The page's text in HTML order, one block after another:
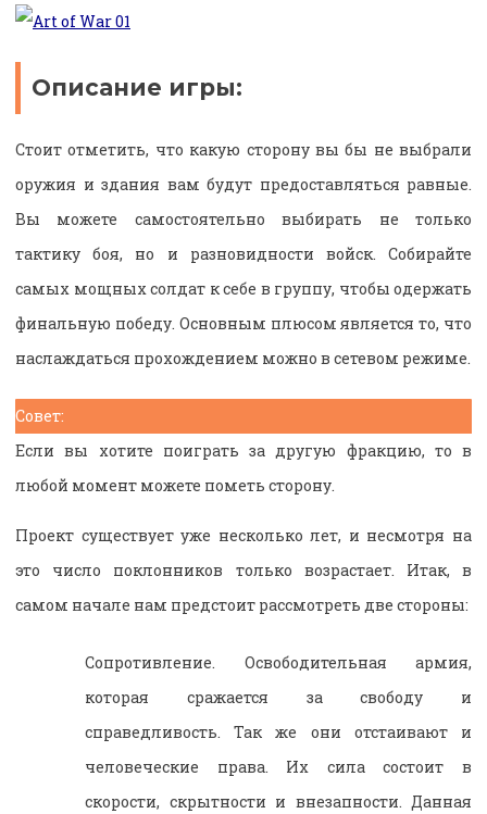
Описание игры:
Стоит отметить, что какую сторону вы бы не выбрали
оружия и здания вам будут предоставляться равные.
Вы можете самостоятельно выбирать не только
тактику боя, но и разновидности войск. Собирайте
самых мощных солдат к себе в группу, чтобы одержать
финальную победу. Основным плюсом является то, что
наслаждаться прохождением можно в сетевом режиме.
Совет:
Если вы хотите поиграть за другую фракцию, то в
любой момент можете пометь сторону.
Проект существует уже несколько лет, и несмотря на
это число поклонников только возрастает. Итак, в
самом начале нам предстоит рассмотреть две стороны:
Сопротивление. Освободительная армия,
которая сражается за свободу и
справедливость. Так же они отстаивают и
человеческие права. Их сила состоит в
скорости, скрытности и внезапности. Данная